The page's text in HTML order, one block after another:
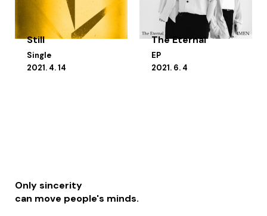
Still
Single
2021. 4. 14
The Eternal
EP
2021. 6. 4
Only sincerity
can move people's minds.